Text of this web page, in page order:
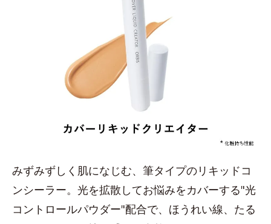
みずみずしく肌になじむ、筆タイプのリキッドコ
ンシーラー。光を拡散してお悩みをカバーする"光
コントロールパウダー"配合で、ほうれい線、たる